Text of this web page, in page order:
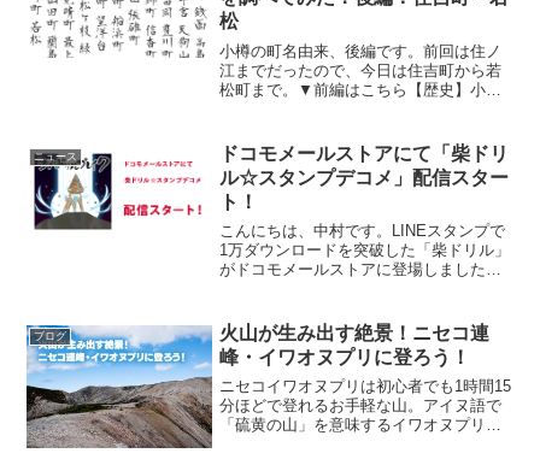
松
小樽の町名由来、後編です。前回は住ノ
江までだったので、今日は住吉町から若
松町まで。▼前編はこちら【歴史】小樽
ちょう）町名設置：昭和42年由来：墨江
神社（現住吉神社...
ニュース
ドコモメールストアにて「柴ドリ
ル☆スタンプデコメ」配信スター
ト！
こんにちは、中村です。LINEスタンプで
1万ダウンロードを突破した「柴ドリル」
がドコモメールストアに登場しました！
ど、まだまだメールユーザーの方もいま
すよね。そんな...
ブログ
火山が生み出す絶景！ニセコ連
峰・イワオヌプリに登ろう！
ニセコイワオヌプリは初心者でも1時間15
分ほどで登れるお手軽な山。アイヌ語で
「硫黄の山」を意味するイワオヌプリ